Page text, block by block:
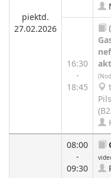
piektd.
27.02.2026
16:30
-
18:45
08:00
-
09:30